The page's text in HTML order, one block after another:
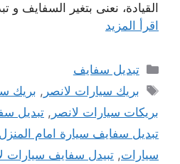
القيادة، نعنى بتغير السفايف
اقرأ المزيد
التصنيفات
تبديل سفايف
الوسوم
بريك سيارات لانصر , بريك
بريكات سيارات لانصر , تبديل
تبديل سفايف سيارة امام المنزل
سيارات, تبيدل سفايف سيارات